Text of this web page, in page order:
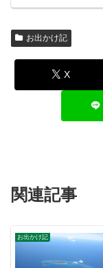
お出かけ記
X
関連記事
お出かけ記